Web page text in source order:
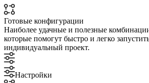
Готовые конфигурации
Наиболее удачные и полезные
которые помогут быстро и легко
индивидуальный проект.
Настройки